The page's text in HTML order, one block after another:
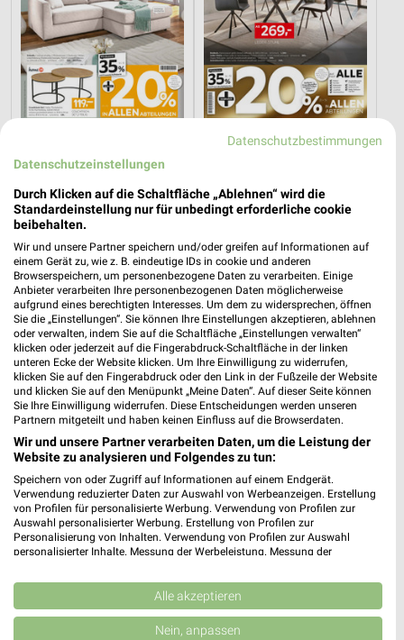
Wohnenpreishits
1,9 km
XXXLutz
1,9 km
Angebote ab 08.08.
Gültig bis Fr. 14.08.
XXXLutz
1,9 km
Küchen Preishits!
Gültig bis Fr. 21.08.
Datenschutzbestimmungen
Datenschutzeinstellungen
Durch Klicken auf die Schaltfläche „Ablehnen“ wird die
Standardeinstellung nur für unbedingt erforderliche cookie
beibehalten.
Wir und unsere Partner speichern und/oder greifen auf Informationen auf
einem Gerät zu, wie z. B. eindeutige IDs in cookie und anderen
Browserspeichern, um personenbezogene Daten zu verarbeiten. Einige
Anbieter verarbeiten Ihre personenbezogenen Daten möglicherweise
aufgrund eines berechtigten Interesses. Um dem zu widersprechen, öffnen
Sie die „Einstellungen“. Sie können Ihre Einstellungen akzeptieren, ablehnen
oder verwalten, indem Sie auf die Schaltfläche „Einstellungen verwalten“
klicken oder jederzeit auf die Fingerabdruck-Schaltfläche in der linken
unteren Ecke der Website klicken. Um Ihre Einwilligung zu widerrufen,
klicken Sie auf den Fingerabdruck oder den Link in der Fußzeile der Website
und klicken Sie auf den Menüpunkt „Meine Daten“. Auf dieser Seite können
Sie Ihre Einwilligung widerrufen. Diese Entscheidungen werden unseren
Partnern mitgeteilt und haben keinen Einfluss auf die Browserdaten.
Wir und unsere Partner verarbeiten Daten, um die Leistung der
Website zu analysieren und Folgendes zu tun:
Speichern von oder Zugriff auf Informationen auf einem Endgerät.
Verwendung reduzierter Daten zur Auswahl von Werbeanzeigen. Erstellung
von Profilen für personalisierte Werbung. Verwendung von Profilen zur
Auswahl personalisierter Werbung. Erstellung von Profilen zur
Personalisierung von Inhalten. Verwendung von Profilen zur Auswahl
personalisierter Inhalte. Messung der Werbeleistung. Messung der
Kombinationen von Daten aus verschiedenen Quellen. Entwicklung und
Verbesserung der Angebote. Verwendung reduzierter Daten zur Auswahl
von Inhalten.
Daten können außerhalb der Europäischen Union weitergegeben und in die
Alle akzeptieren
Nein, anpassen